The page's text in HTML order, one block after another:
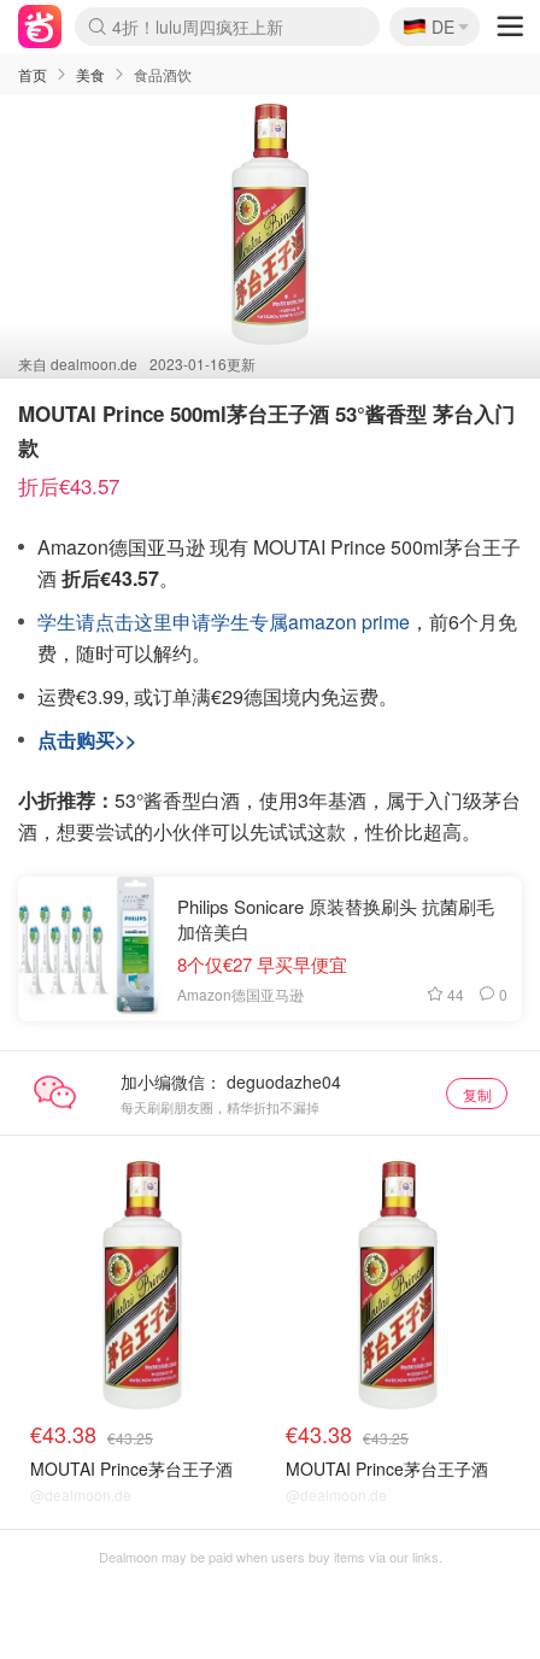
Boticinal 夏促开抢！
4折！lulu周四疯狂上新
还没结束！&OtherStories大促
Joybuy变相75折 随时失效
速领！Stanley独家85折
疑似霸哥！Camper额外叠85折
Zalando 奥莱闪促！每日更新
Moncler反季囤！5折起+叠9折
Coach Brooklyn仅€192
🇩🇪
DE
首页 美食 食品酒饮
来自 dealmoon.de 2023-01-16更新
MOUTAI Prince 500ml茅台王子酒 53°酱香型 茅台入门
款
折后€43.57
Amazon德国亚马逊 现有 MOUTAI Prince 500ml茅台王子
酒折后€43.57。
学生请点击这里申请学生专属amazon prime ，前6个月免
费，随时可以解约。
运费€3.99, 或订单满€29德国境内免运费。
点击购买>>
小折推荐： 53°酱香型白酒，使用3年基酒，属于入门级茅台
酒，想要尝试的小伙伴可以先试试这款，性价比超高。
Philips Sonicare 原装替换刷头 抗菌刷毛
加倍美白
8个仅€27 早买早便宜
Amazon德国亚马逊 44 0
加小编微信：
每天刷刷朋友圈，精华折扣不漏掉
复制
€43.38 €43.25
MOUTAI Prince茅台王子酒
@dealmoon.de
€43.38 €43.25
MOUTAI Prince茅台王子酒
@dealmoon.de
Dealmoon may be paid when users buy items via our links.